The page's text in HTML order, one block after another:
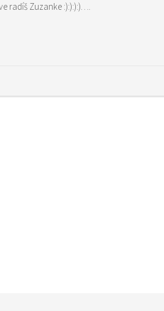
radíš Zuzanke :):):):)….